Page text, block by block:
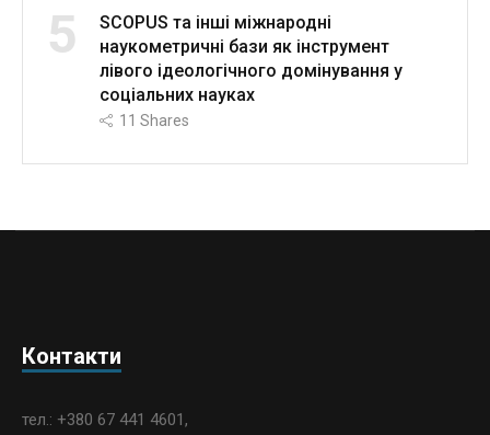
5
SCOPUS та інші міжнародні
наукометричні бази як інструмент
лівого ідеологічного домінування у
соціальних науках
11 Shares
Контакти
тел.: +380 67 441 4601,